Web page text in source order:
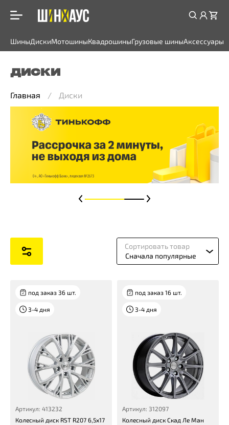
ШиныДискиМотошиныКвадрошиныГрузовые шиныАксессуары
ДИСКИ
Главная Диски
Сортировать товар
Сначала популярные
под заказ 36 шт.
3-4 дня
Артикул: 413232
Колесный диск RST R207 6,5x17
под заказ 16 шт.
3-4 дня
Артикул: 312097
Колесный диск Скад Ле Ман